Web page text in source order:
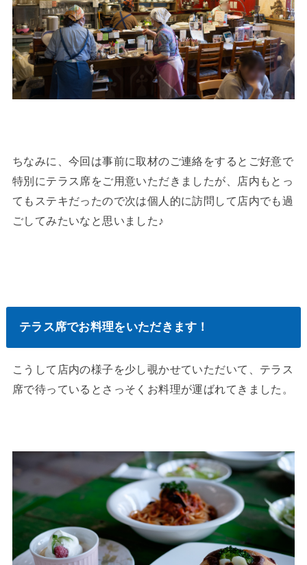
ちなみに、今回は事前に取材のご連絡をするとご好意で
特別にテラス席をご用意いただきましたが、店内もとっ
てもステキだったので次は個人的に訪問して店内でも過
ごしてみたいなと思いました♪
テラス席でお料理をいただきます！
こうして店内の様子を少し覗かせていただいて、テラス
席で待っているとさっそくお料理が運ばれてきました。